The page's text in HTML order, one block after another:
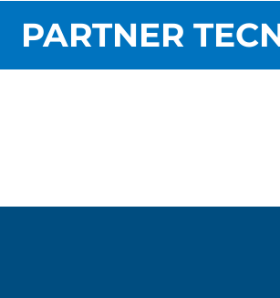
PARTNER